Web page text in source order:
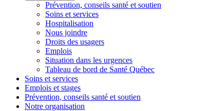
Prévention, conseils santé et soutien
Soins et services
Hospitalisation
Nous joindre
Droits des usagers
Emplois
Situation dans les urgences
Tableau de bord de Santé Québec
Soins et services
Emplois et stages
Prévention, conseils santé et soutien
Notre organisation